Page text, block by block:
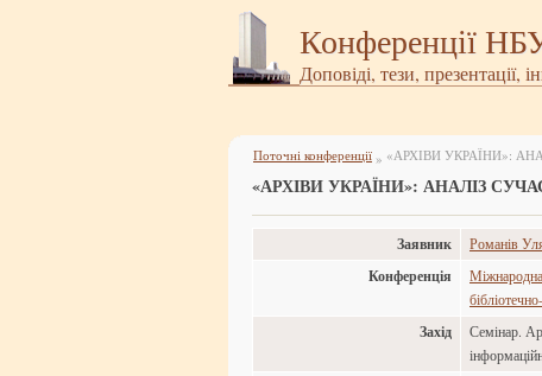
Конференції
Доповіді, тези, презентації,
Поточні конференції » «АРХІВИ УКРАЇНИ»:
«АРХІВИ УКРАЇНИ»: АНАЛІЗ
Заявник Романів
Конференція
Міжнародна
Захід
Семінар.